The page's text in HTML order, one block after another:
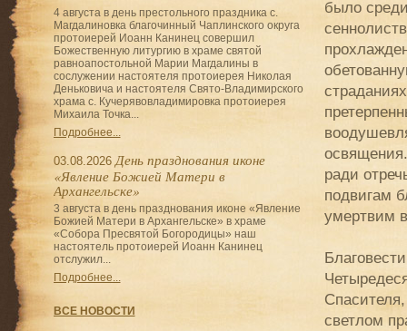
было
ради
подвигам
умертвим
светлом
4 августа в день престольного праздника с.
Магдалиновка благочинный Чаплинского округа
протоиерей Иоанн Канинец совершил
Божественную литургию в храме святой
равноапостольной Марии Магдалины в
сослужении настоятеля протоиерея Николая
Деньковича и настоятеля Свято-Владимирского
храма с. Кучерявовладимировка протоиерея
Михаила Точка...
Подробнее...
03.08.2026 День празднования иконе
«Явление Божией Матери в
Архангельске»
3 августа в день празднования иконе «Явление
Божией Матери в Архангельске» в храме
«Собора Пресвятой Богородицы» наш
настоятель протоиерей Иоанн Канинец
отслужил...
Подробнее...
ВСЕ НОВОСТИ